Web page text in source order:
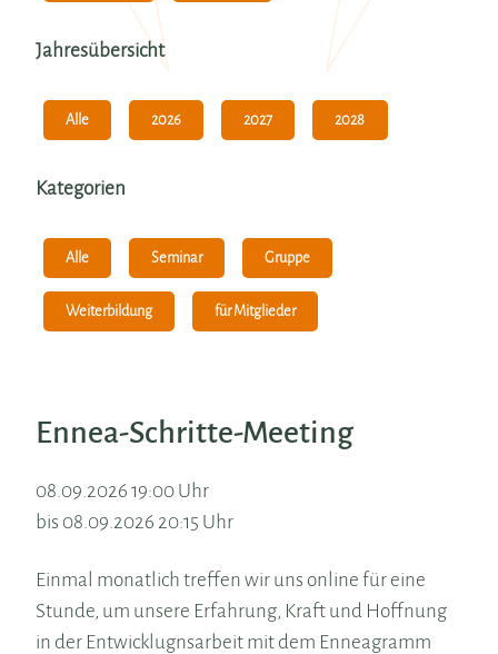
Jahresübersicht
Alle 2026 2027 2028
Kategorien
Alle Seminar Gruppe
Weiterbildung für Mitglieder
Ennea-Schritte-Meeting
08.09.2026 19:00 Uhr
bis 08.09.2026 20:15 Uhr
Einmal monatlich treffen wir uns online für eine
Stunde, um unsere Erfahrung, Kraft und Hoffnung
in der Entwicklugnsarbeit mit dem Enneagramm